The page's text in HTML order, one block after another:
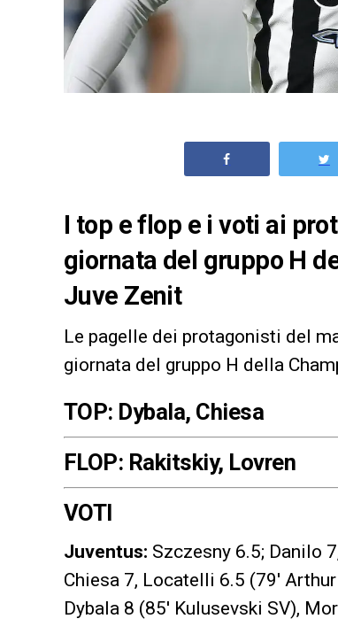
I top e flop e i voti ai
giornata del gruppo H
Juve Zenit
Le pagelle dei protagonisti del
giornata del gruppo H della
TOP: Dybala, Chiesa
FLOP: Rakitskiy, Lovren
VOTI
Juventus: Szczesny 6.5; Danilo
Chiesa 7, Locatelli 6.5 (79′
Dybala 8 (85′ Kulusevski SV),